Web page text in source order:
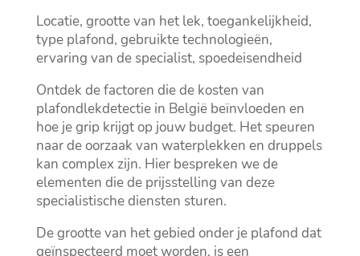
Locatie, grootte van het lek, toegankelijkheid,
type plafond, gebruikte technologieën,
ervaring van de specialist, spoedeisendheid
Ontdek de factoren die de kosten van
plafondlekdetectie in België beïnvloeden en
hoe je grip krijgt op jouw budget.​ Het speuren
naar de oorzaak van waterplekken en druppels
kan complex zijn.​ Hier bespreken we de
elementen die de prijsstelling van deze
specialistische diensten sturen.​
De grootte van het gebied onder je plafond dat
geïnspecteerd moet worden, is een